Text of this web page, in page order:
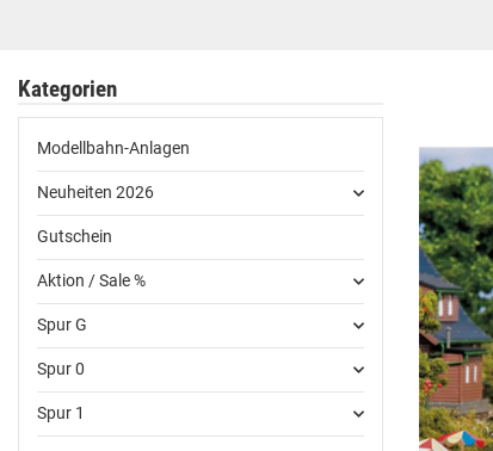
Kategorien
Modellbahn-Anlagen
Neuheiten 2026
Gutschein
Aktion / Sale %
Spur G
Spur 0
Spur 1